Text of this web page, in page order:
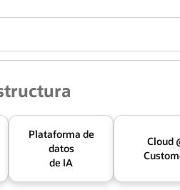
Plataforma de
datos
de IA
Cloud